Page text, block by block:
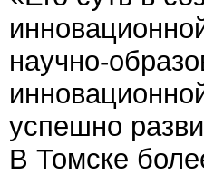
научно-
успешно
В Томске